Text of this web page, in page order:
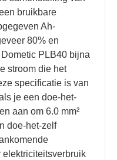
bruikbare
Ah-
80% en
PLB40 bijna
stroom die het
specificatie is van
je een doe-het-
aan om 6.0 mm²
doe-het-zelf